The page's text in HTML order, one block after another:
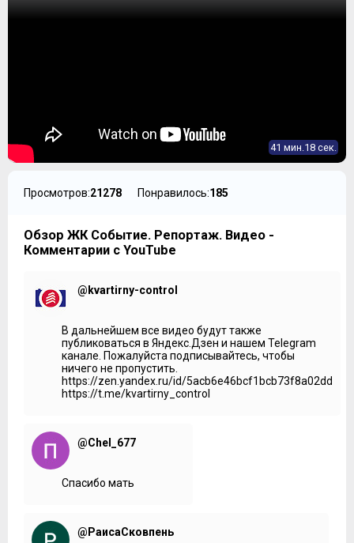
41 мин.18 сек.
Просмотров:21278 Понравилось:185
Обзор ЖК Событие. Репортаж. Видео -
Комментарии с YouTube
@kvartirny-control
В дальнейшем все видео будут также
публиковаться в Яндекс.Дзен и нашем Telegram
канале. Пожалуйста подписывайтесь, чтобы
ничего не пропустить.
https://zen.yandex.ru/id/5acb6e46bcf1bcb73f8a02dd
https://t.me/kvartirny_control
@Chel_677
Спасибо мать
@РаисаСковпень